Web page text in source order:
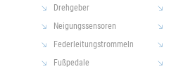
Drehgeber
Neigungssensoren
Federleitungstrommeln
Fußpedale